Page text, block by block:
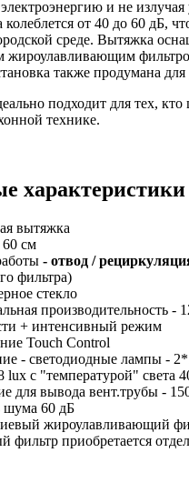
и не излучая
от 40 до 60 дБ,
среде. Вытяжка
также продумана для
подходит для тех, кто
технике.
характеристики
вытяжка
см
- отвод /
фильтра)
стекло
производительность -
+ интенсивный режим
Touch Control
- светодиодные лампы -
lux с "температурой" света
для вывода вент.трубы -
шума 60 дБ
жироулавливающий
фильтр приобретается